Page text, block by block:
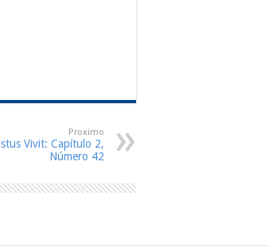
Proximo
Vivit: Capítulo 2,
Número 42